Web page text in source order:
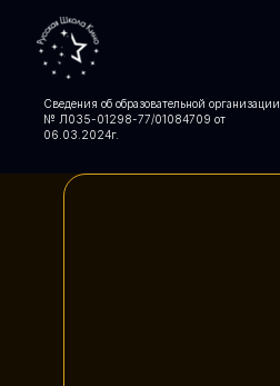
Сведения об образовательной организации
№ Л035-01298-77/01084709 от
06.03.2024г.